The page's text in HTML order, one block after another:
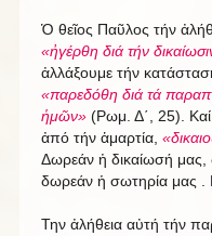
Ὁ θεῖος Παῦλος τήν
«ἠγέρθη διά τήν
ἀλλάξουμε τήν
«παρεδόθη διά τά
ἡμῶν»(Ρωμ. Δ΄, 25). Καί
ἀπό τήν ἁμαρτία,
Δωρεάν ἡ δικαίωσή
δωρεάν ἡ σωτηρία μας .
Την ἀλήθεια αὐτή τήν